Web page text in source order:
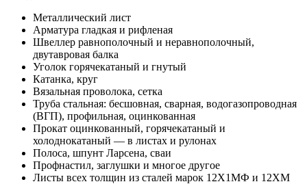
Металлический лист
Арматура гладкая и рифленая
Швеллер равнополочный и неравнополочный,
двутавровая балка
Уголок горячекатаный и гнутый
Катанка, круг
Вязальная проволока, сетка
Труба стальная: бесшовная, сварная, водогазопроводная
(ВГП), профильная, оцинкованная
Прокат оцинкованный, горячекатаный и
холоднокатаный — в листах и рулонах
Полоса, шпунт Ларсена, сваи
Профнастил, заглушки и многое другое
Листы всех толщин из сталей марок 12Х1МФ и 12ХМ